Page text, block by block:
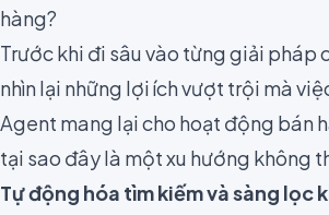
hàng?
Trước khi đi sâu vào từng giải pháp
nhìn lại những lợi ích vượt trội mà
Agent mang lại cho hoạt động bán
tại sao đây là một xu hướng không
Tự động hóa tìm kiếm và sàng lọc